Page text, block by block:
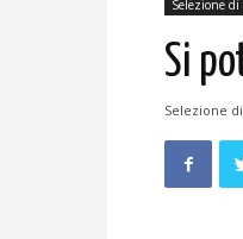
Selezione
Si
Selezione